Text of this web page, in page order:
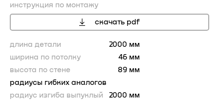
инструкция по монтажу
скачать pdf
длина детали
2000 мм
ширина по потолку
46 мм
высота по стене
89 мм
радиусы гибких аналогов
радиус изгиба выпуклый
2000 мм